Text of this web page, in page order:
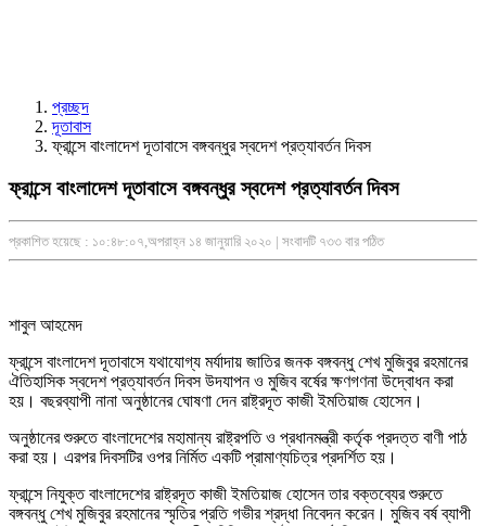
প্রচ্ছদ
দূতাবাস
ফ্রান্সে বাংলাদেশ দূতাবাসে বঙ্গবন্ধুর স্বদেশ প্রত্যাবর্তন দিবস
ফ্রান্সে বাংলাদেশ দূতাবাসে বঙ্গবন্ধুর স্বদেশ প্রত্যাবর্তন দিবস
প্রকাশিত হয়েছে : ১০:৪৮:০৭,অপরাহ্ন ১৪ জানুয়ারি ২০২০ | সংবাদটি ৭৩৩ বার পঠিত
শাবুল আহমেদ
ফ্রান্সে বাংলাদেশ দূতাবাসে যথাযোগ্য মর্যাদায় জাতির জনক বঙ্গবন্ধু শেখ মুজিবুর রহমানের
ঐতিহাসিক স্বদেশ প্রত্যাবর্তন দিবস উদযাপন ও মুজিব বর্ষের ক্ষণগণনা উদ্বোধন করা
হয়। বছরব্যাপী নানা অনুষ্ঠানের ঘোষণা দেন রাষ্ট্রদূত কাজী ইমতিয়াজ হোসেন।
অনুষ্ঠানের শুরুতে বাংলাদেশের মহামান্য রাষ্ট্রপতি ও প্রধানমন্ত্রী কর্তৃক প্রদত্ত বাণী পাঠ
করা হয়। এরপর দিবসটির ওপর নির্মিত একটি প্রামাণ্যচিত্র প্রদর্শিত হয়।
ফ্রান্সে নিযুক্ত বাংলাদেশের রাষ্ট্রদূত কাজী ইমতিয়াজ হোসেন তার বক্তব্যের শুরুতে
বঙ্গবন্ধু শেখ মুজিবুর রহমানের স্মৃতির প্রতি গভীর শ্রদ্ধা নিবেদন করেন। মুজিব বর্ষ ব্যাপী